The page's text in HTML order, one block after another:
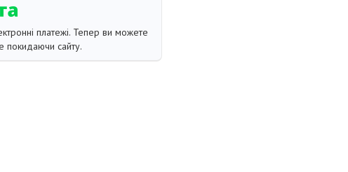
платежі. Тепер ви можете
покидаючи сайту.